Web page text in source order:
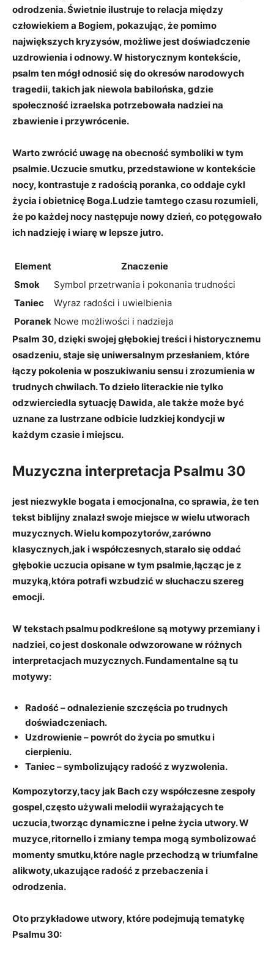
odrodzenia. Świetnie ilustruje to relacja między
człowiekiem a Bogiem, pokazując, że pomimo
największych kryzysów, możliwe jest doświadczenie
uzdrowienia i odnowy. W historycznym kontekście,
psalm ten mógł odnosić się do okresów narodowych
tragedii, takich jak niewola babilońska, gdzie
społeczność izraelska potrzebowała nadziei na
zbawienie i przywrócenie.
Warto zwrócić uwagę na obecnośćsymbolikiw tym
psalmie. Uczucie smutku, przedstawione w kontekście
nocy, kontrastuje z radością poranka, co oddaje cykl
życia i obietnicę Boga.Ludzie tamtego czasu rozumieli,
że po każdej nocy następuje nowy dzień, co potęgowało
ich nadzieję i wiarę w lepsze jutro.
Element
Znaczenie
Smok
Symbol przetrwania i pokonania trudności
Taniec
Wyraz radości i uwielbienia
Poranek Nowe możliwości i nadzieja
Psalm 30, dzięki swojej głębokiej treści i historycznemu
osadzeniu, staje się uniwersalnym przesłaniem, które
łączy pokolenia w poszukiwaniu sensu i zrozumienia w
trudnych chwilach. To dzieło literackie nie tylko
odzwierciedla sytuację Dawida, ale także może być
uznane za lustrzane odbicie ludzkiej kondycji w
każdym czasie i miejscu.
Muzyczna interpretacja Psalmu 30
jest niezwykle bogata i emocjonalna, co sprawia, że ten
tekst biblijny znalazł swoje miejsce w wielu utworach
muzycznych. Wielu kompozytorów,zarówno
klasycznych,jak i współczesnych,starało się oddać
głębokie uczucia opisane w tym psalmie,łącząc je z
muzyką,która potrafi wzbudzić w słuchaczu szereg
emocji.
W tekstach psalmu podkreślone są motywy przemiany i
nadziei, co jest doskonale odwzorowane w różnych
interpretacjach muzycznych. Fundamentalne są tu
motywy:
Radość– odnalezienie szczęścia po trudnych
doświadczeniach.
Uzdrowienie– powrót do życia po smutku i
cierpieniu.
Taniec– symbolizujący radość z wyzwolenia.
Kompozytorzy,tacy jak Bachczy współczesne zespoły
gospel,często używali melodii wyrażających te
uczucia,tworząc dynamiczne i pełne życia utwory. W
muzyce,ritornello i zmiany tempa mogą symbolizować
momenty smutku,które nagle przechodzą w triumfalne
alikwoty,ukazujące radość z przebaczenia i
odrodzenia.
Oto przykładowe utwory, które podejmują tematykę
Psalmu 30: